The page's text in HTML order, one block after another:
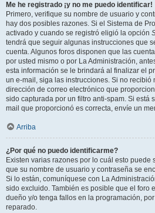
Me he registrado ¡y no me puedo identificar!
Primero, verifique su nombre de usuario y
hay dos posibles razones. Si el Sistema de
activado y cuando se registró eligió la opción
tendrá que seguir algunas instrucciones que
cuenta. Algunos foros disponen que las
por usted mismo o por La Administración,
esta información se le brindará al finalizar el
un e-mail, siga las instrucciones. Si no
dirección de correo electrónico que
sido capturada por un filtro anti-spam. Si está
mail que proporcionó es correcta, envíe un
Arriba
¿Por qué no puedo identificarme?
Existen varias razones por lo cuál esto puede
que su nombre de usuario y contraseña se
Si lo están, comuníquese con La
sido excluido. También es posible que el foro
dueño y/o tenga fallos en la programación,
reparado.